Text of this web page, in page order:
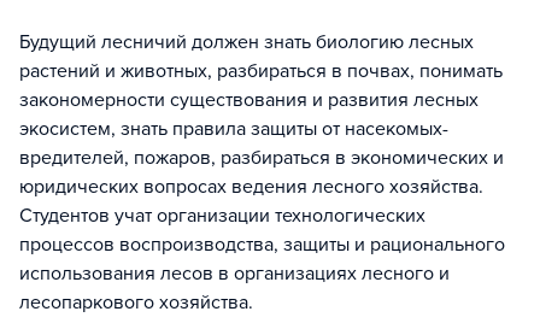
Будущий лесничий должен знать биологию лесных
растений и животных, разбираться в почвах, понимать
закономерности существования и развития лесных
экосистем, знать правила защиты от насекомых-
вредителей, пожаров, разбираться в экономических и
юридических вопросах ведения лесного хозяйства.
Студентов учат организации технологических
процессов воспроизводства, защиты и рационального
использования лесов в организациях лесного и
лесопаркового хозяйства.